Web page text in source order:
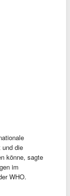
und die
könne, sagte
im
WHO.